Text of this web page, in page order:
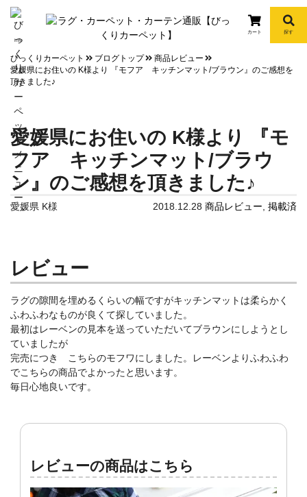
info
カート 探す
びっくりカーペット ブログトップ
商品レビュー
愛媛県にお住いの K様より 『モフア キッチンマット/ブラウン』のご感想を
頂きました♪
愛媛県にお住いの K様より 『モ
フア キッチンマット/ブラウ
ン』のご感想を頂きました♪
愛媛県 K様 2018.12.28 商品レビュー 掲載済
レビュー
ラグの隙間を埋めるくらいの幅ですがキッチンマットは柔らかく
ふわふわなものが良くて探していました。
最初はレーベンの見本を送っていただいてブラウンにしようとし
ていましたが
完売につき こちらのモフワにしました。レーベンよりふわふわ
でこちらの商品でよかったと思います。
毎日心地良いです。
レビューの商品はこちら